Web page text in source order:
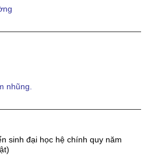
nhũng.
sinh đại học hệ chính quy năm